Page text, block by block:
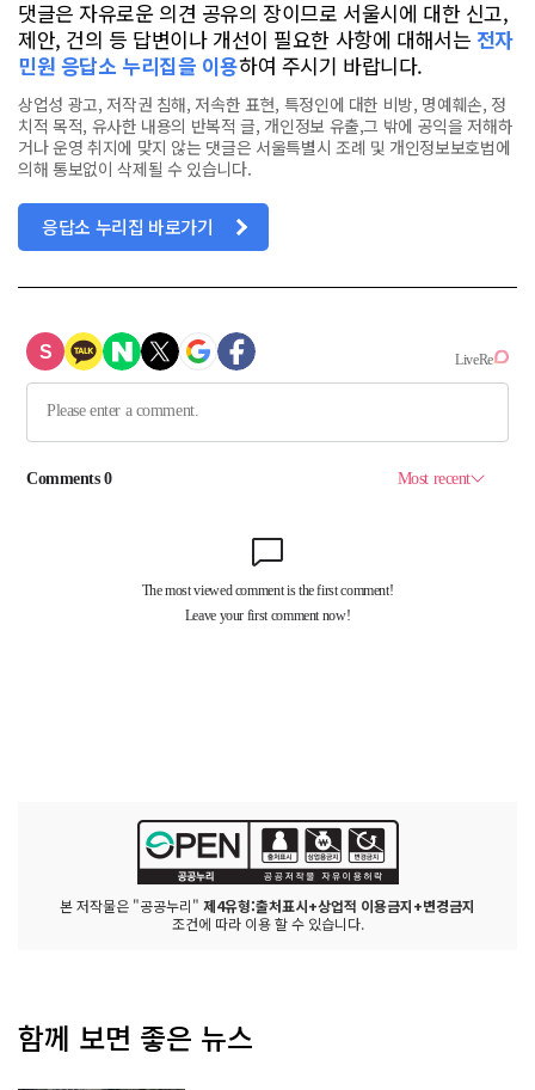
댓글은 자유로운 의견 공유의 장이므로 서울시에 대한 신고,
제안, 건의 등 답변이나 개선이 필요한 사항에 대해서는 전자
민원 응답소 누리집을 이용하여 주시기 바랍니다.
상업성 광고, 저작권 침해, 저속한 표현, 특정인에 대한 비방, 명예훼손, 정
치적 목적, 유사한 내용의 반복적 글, 개인정보 유출,그 밖에 공익을 저해하
거나 운영 취지에 맞지 않는 댓글은 서울특별시 조례 및 개인정보보호법에
의해 통보없이 삭제될 수 있습니다.
응답소 누리집 바로가기
본 저작물은 "공공누리" 제4유형:출처표시+상업적 이용금지+변경금지
조건에 따라 이용 할 수 있습니다.
함께 보면 좋은 뉴스